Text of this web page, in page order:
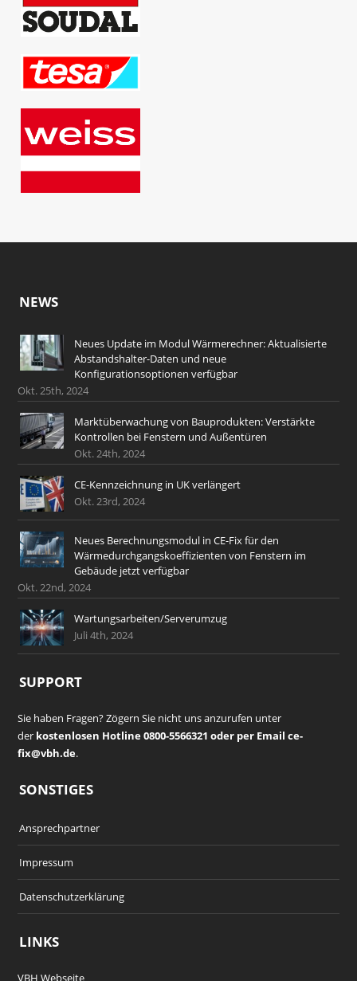
NEWS
Neues Update im Modul Wärmerechner: Aktualisierte
Abstandshalter-Daten und neue
Konfigurationsoptionen verfügbar
Okt. 25th, 2024
Marktüberwachung von Bauprodukten: Verstärkte
Kontrollen bei Fenstern und Außentüren
Okt. 24th, 2024
CE-Kennzeichnung in UK verlängert
Okt. 23rd, 2024
Neues Berechnungsmodul in CE-Fix für den
Wärmedurchgangskoeffizienten von Fenstern im
Gebäude jetzt verfügbar
Okt. 22nd, 2024
Wartungsarbeiten/Serverumzug
Juli 4th, 2024
SUPPORT
Sie haben Fragen? Zögern Sie nicht uns anzurufen unter
der kostenlosen Hotline 0800-5566321 oder per Email ce-
fix@vbh.de.
SONSTIGES
Ansprechpartner
Impressum
Datenschutzerklärung
LINKS
VBH Webseite